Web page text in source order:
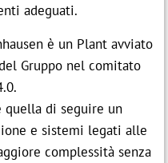
adeguati.
è un Plant avviato
Gruppo nel comitato
quella di seguire un
e sistemi legati alle
complessità senza